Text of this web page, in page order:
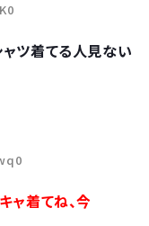
ツ着てる人見ない
ャ着てね、今